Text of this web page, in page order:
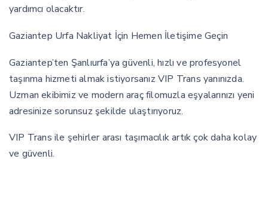
yardımcı olacaktır.
Gaziantep Urfa Nakliyat İçin Hemen İletişime Geçin
Gaziantep’ten Şanlıurfa’ya güvenli, hızlı ve profesyonel
taşınma hizmeti almak istiyorsanız VIP Trans yanınızda.
Uzman ekibimiz ve modern araç filomuzla eşyalarınızı yeni
adresinize sorunsuz şekilde ulaştırıyoruz.
VIP Trans ile şehirler arası taşımacılık artık çok daha kolay
ve güvenli.